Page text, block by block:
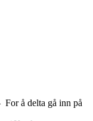
For å delta gå inn på